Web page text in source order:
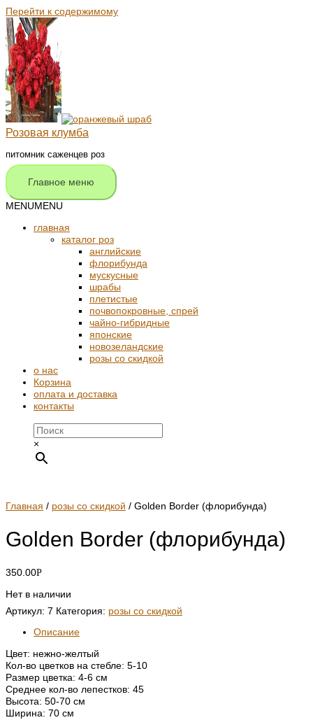
Перейти к содержимому
Розовая клумба
питомник саженцев роз
Главное меню
MENU MENU
главная
каталог роз
английские
флорибунда
мускусные
шрабы
плетистые
почвопокровные, спрей
чайно-гибридные
японские
новозеландские
розы со скидкой
о нас
Корзина
оплата и доставка
контакты
×
Главная / розы со скидкой / Golden Border (флорибунда)
Golden Border (флорибунда)
350.00Р
Нет в наличии
Артикул: 7 Категория: розы со скидкой
Описание
Цвет: нежно-желтый
Кол-во цветков на стебле: 5-10
Размер цветка: 4-6 см
Среднее кол-во лепестков: 45
Высота: 50-70 см
Ширина: 70 см